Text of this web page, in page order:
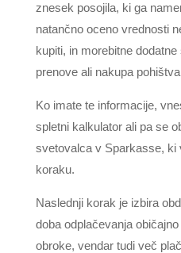
znesek posojila, ki ga
natančno oceno vrednosti
kupiti, in morebitne
prenove ali nakupa
Ko imate te informacije,
spletni kalkulator ali pa se
svetovalca v Sparkasse, ki
koraku.
Naslednji korak je izbira
doba odplačevanja
obroke, vendar tudi več